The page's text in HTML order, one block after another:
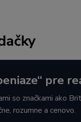
pre
so značkami ako
rozumne a cenovo.